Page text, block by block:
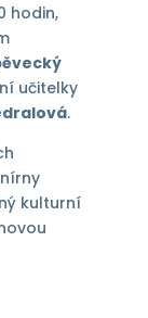
hodin,
učitelky
.
kulturní